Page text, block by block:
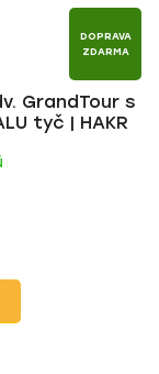
DOPRAVA
ZDARMA
GrandTour s
tyč | HAKR